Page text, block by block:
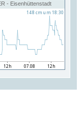
- Eisenhüttenstadt